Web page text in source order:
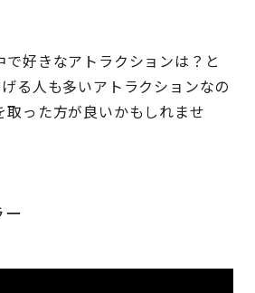
で好きなアトラクションは？と
る人も多いアトラクションなの
取った方が良いかもしれませ